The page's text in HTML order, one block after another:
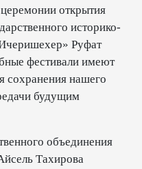
открытия
историко-
Руфат
фестивали имеют
сохранения нашего
будущим
объединения
Тахирова